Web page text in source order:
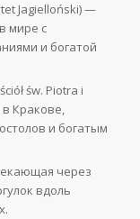
Jagielloński) —
мире с
и богатой
św. Piotra i
Кракове,
и богатым
через
вдоль